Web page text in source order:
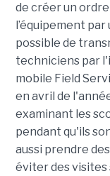
de créer un
l’équipement
possible de
techniciens par
mobile Field
en avril de
examinant les
pendant qu'ils
aussi prendre
éviter des visites